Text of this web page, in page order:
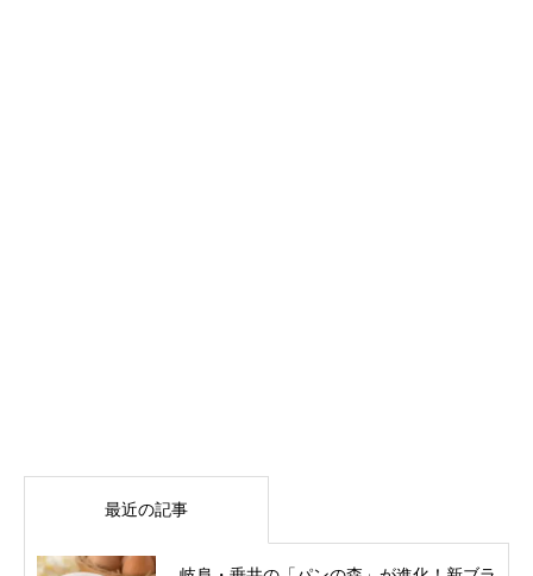
最近の記事